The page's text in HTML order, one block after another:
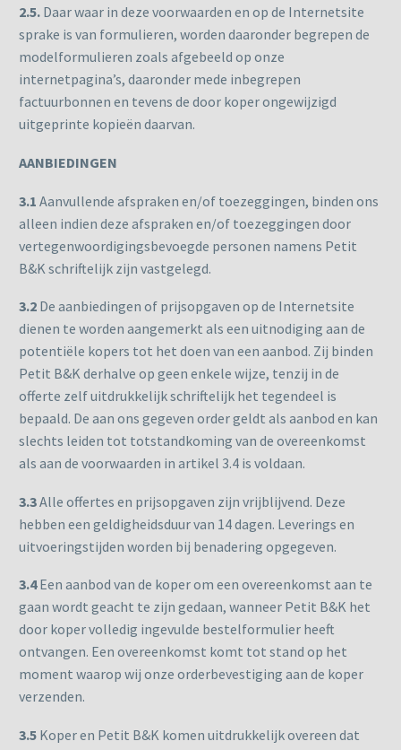
2.5. Daar waar in deze voorwaarden en op de Internetsite
sprake is van formulieren, worden daaronder begrepen de
modelformulieren zoals afgebeeld op onze
internetpagina’s, daaronder mede inbegrepen
factuurbonnen en tevens de door koper ongewijzigd
uitgeprinte kopieën daarvan.
AANBIEDINGEN
3.1 Aanvullende afspraken en/of toezeggingen, binden ons
alleen indien deze afspraken en/of toezeggingen door
vertegenwoordigingsbevoegde personen namens Petit
B&K schriftelijk zijn vastgelegd.
3.2 De aanbiedingen of prijsopgaven op de Internetsite
dienen te worden aangemerkt als een uitnodiging aan de
potentiële kopers tot het doen van een aanbod. Zij binden
Petit B&K derhalve op geen enkele wijze, tenzij in de
offerte zelf uitdrukkelijk schriftelijk het tegendeel is
bepaald. De aan ons gegeven order geldt als aanbod en kan
slechts leiden tot totstandkoming van de overeenkomst
als aan de voorwaarden in artikel 3.4 is voldaan.
3.3Alle offertes en prijsopgaven zijn vrijblijvend. Deze
hebben een geldigheidsduur van 14 dagen. Leverings en
uitvoeringstijden worden bij benadering opgegeven.
3.4Een aanbod van de koper om een overeenkomst aan te
gaan wordt geacht te zijn gedaan, wanneer Petit B&K het
door koper volledig ingevulde bestelformulier heeft
ontvangen. Een overeenkomst komt tot stand op het
moment waarop wij onze orderbevestiging aan de koper
verzenden.
3.5 Koper en Petit B&K komen uitdrukkelijk overeen dat